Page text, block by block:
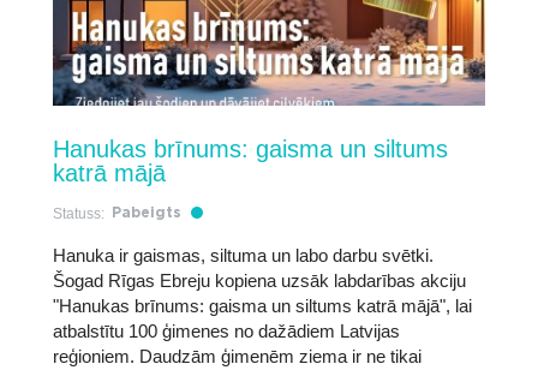
Hanukas brīnums: gaisma un siltums
katrā mājā
Statuss: Pabeigts
Hanuka ir gaismas, siltuma un labo darbu svētki.
Šogad Rīgas Ebreju kopiena uzsāk labdarības akciju
"Hanukas brīnums: gaisma un siltums katrā mājā", lai
atbalstītu 100 ģimenes no dažādiem Latvijas
reģioniem. Daudzām ģimenēm ziema ir ne tikai